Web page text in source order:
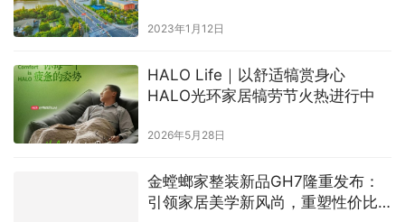
2023年1月12日
HALO Life｜以舒适犒赏身心
HALO光环家居犒劳节火热进行中
2026年5月28日
金螳螂家整装新品GH7隆重发布：
引领家居美学新风尚，重塑性价比